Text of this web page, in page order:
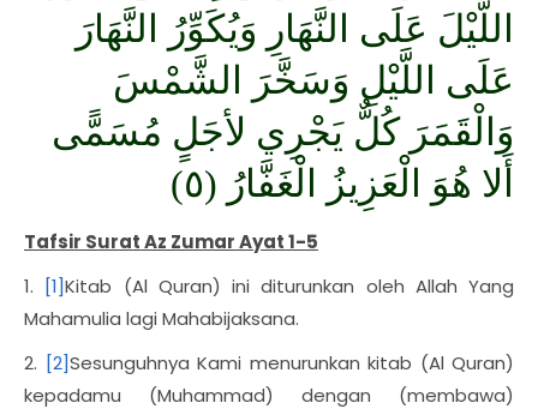
اللَّيْلَ عَلَى النَّهَارِ وَيُكَوِّرُ النَّهَارَ
عَلَى اللَّيْلِ وَسَخَّرَ الشَّمْسَ
وَالْقَمَرَ كُلٌّ يَجْرِي لأجَلٍ مُسَمًّى
أَلا هُوَ الْعَزِيزُ الْغَفَّارُ (٥)
Tafsir Surat Az Zumar Ayat 1-5
1.
[1]Kitab (Al Quran) ini diturunkan oleh Allah Yang
Mahamulia lagi Mahabijaksana.
2. [2]Sesunguhnya Kami menurunkan kitab (Al Quran)
kepadamu (Muhammad) dengan (membawa)